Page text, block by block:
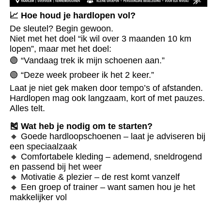
📈 Hoe houd je hardlopen vol?
De sleutel? Begin gewoon.
Niet met het doel “ik wil over 3 maanden 10 km
lopen”, maar met het doel:
🟢 “Vandaag trek ik mijn schoenen aan.”
🟢 “Deze week probeer ik het 2 keer.”
Laat je niet gek maken door tempo’s of afstanden.
Hardlopen mag ook langzaam, kort of met pauzes.
Alles telt.
🎽 Wat heb je nodig om te starten?
🔸 Goede hardloopschoenen – laat je adviseren bij
een speciaalzaak
🔸 Comfortabele kleding – ademend, sneldrogend
en passend bij het weer
🔸 Motivatie & plezier – de rest komt vanzelf
🔸 Een groep of trainer – want samen hou je het
makkelijker vol